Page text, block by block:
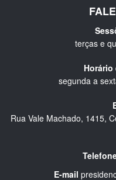
terças e
segunda a
Rua Vale Machado, 1415,
E-mail